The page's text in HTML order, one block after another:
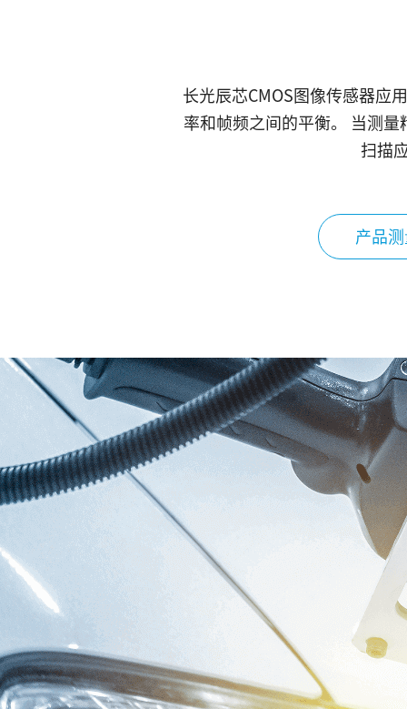
长光辰芯CMOS图像传感器应
率和帧频之间的平衡。 当测
扫描
产品